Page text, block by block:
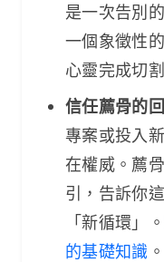
是一次告別
一個象徵性
心靈完成切
信任薦骨的
專案或投入
在權威。薦
引，告訴你
「新循環」。
的基礎知識 。